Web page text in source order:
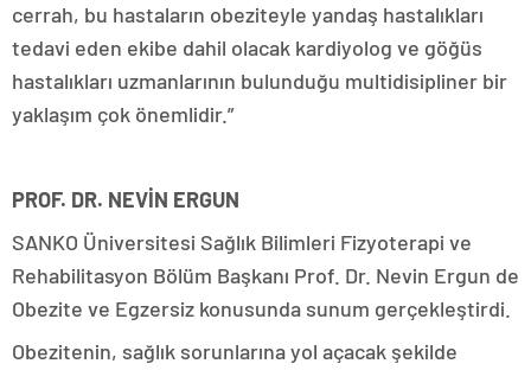
cerrah, bu hastaların obeziteyle yandaş hastalıkları
tedavi eden ekibe dahil olacak kardiyolog ve göğüs
hastalıkları uzmanlarının bulunduğu multidisipliner bir
yaklaşım çok önemlidir.”
PROF. DR. NEVİN ERGUN
SANKO Üniversitesi Sağlık Bilimleri Fizyoterapi ve
Rehabilitasyon Bölüm Başkanı Prof. Dr. Nevin Ergun de
Obezite ve Egzersiz konusunda sunum gerçekleştirdi.
Obezitenin, sağlık sorunlarına yol açacak şekilde